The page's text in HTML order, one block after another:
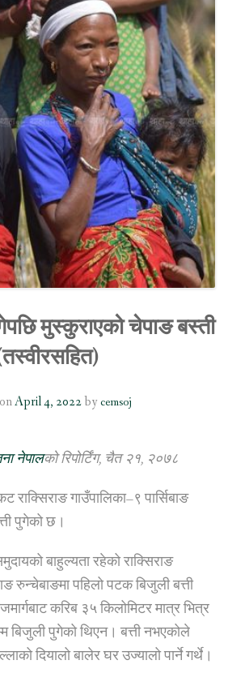
DISTRIBUTION IN GULARIYA
(CBREP PHASE 4)
मुस्कुराएको चेपाङ बस्ती
April 4, 2022by cemsoj
नेपालको रिपोर्टिंग, चैत २१, २०७८
राक्सिराङ गाउँपालिका–९ पार्सिबाङ
पुगेको छ।
बाहुल्यता रहेको राक्सिराङ
रुन्चेबाङमा पहिलो पटक बिजुली बत्ती
करिब ३५ किलोमिटर मात्र भित्र
बिजुली पुगेको थिएन। बत्ती नभएकोले
दियालो बालेर घर उज्यालो पार्ने गर्थे।